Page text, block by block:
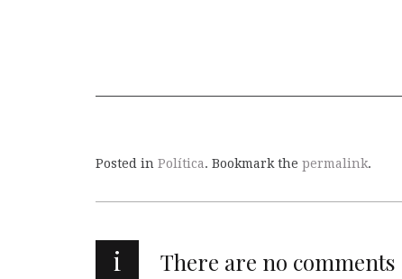
Posted in Política. Bookmark the permalink.
i There are no comments